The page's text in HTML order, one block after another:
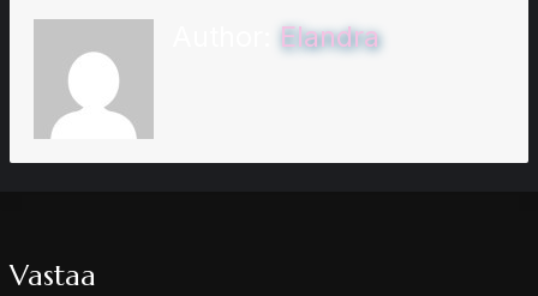
Elandra
Vastaa